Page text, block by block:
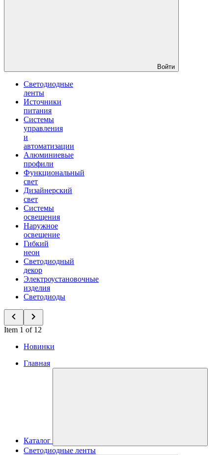
Войти
Светодиодные
ленты
Источники
питания
Системы
управления
и
автоматизации
Алюминиевые
профили
Функциональный
свет
Дизайнерский
свет
Системы
освещения
Наружное
освещение
Гибкий
неон
Светодиодный
декор
Электроустановочные
изделия
Светодиоды
Item 1 of 12
Новинки
Главная
Каталог
Светодиодные ленты